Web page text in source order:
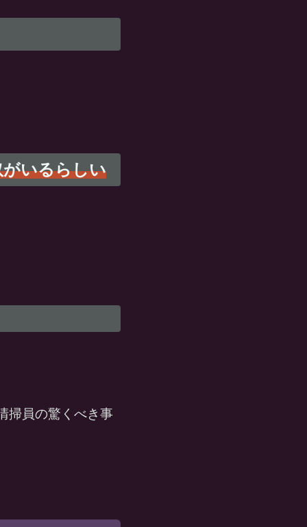
いるらしい
掃員の驚くべき事